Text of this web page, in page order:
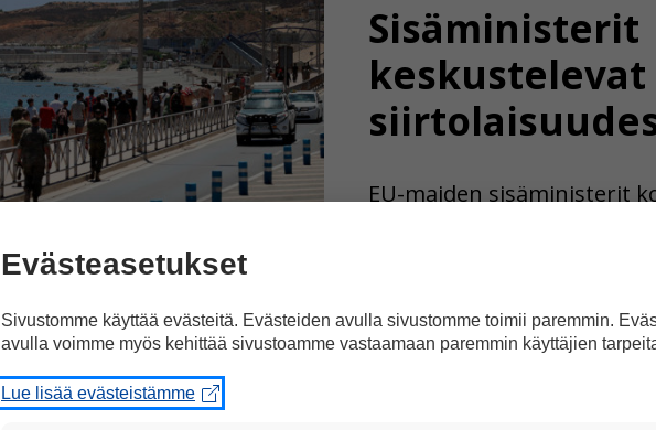
Sisäministerit
keskustelevat
EU-maiden sisäministerit
siirtolaistilannetta.
saapui laittomasti
viime viikolla.
Evästeasetukset
Sivustomme käyttää evästeitä. Evästeiden avulla sivustomme toimii paremmin.
avulla voimme myös kehittää sivustoamme vastaamaan paremmin käyttäjien
Lue lisää evästeistämme